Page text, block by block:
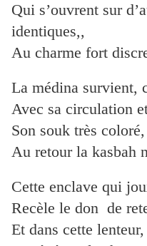
Qui s’ouvrent sur
identiques,,
Au charme fort
La médina survient,
Avec sa circulation
Son souk très
Au retour la kasbah
Cette enclave qui
Recèle le don de
Et dans cette